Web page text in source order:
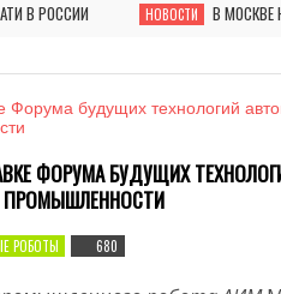
НОВОСТИ В МОСКВЕ
ФОРУМА БУДУЩИХ
ПРОМЫШЛЕННОСТИ
РОБОТЫ 680